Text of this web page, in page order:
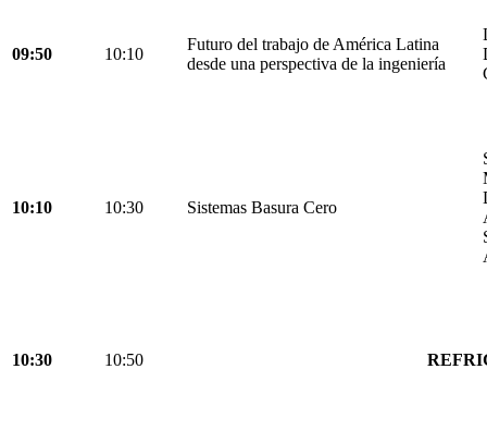
09:50 10:10
Futuro del trabajo de América Latina
desde una perspectiva de la ingeniería
10:10 10:30 Sistemas Basura Cero
10:30 10:50